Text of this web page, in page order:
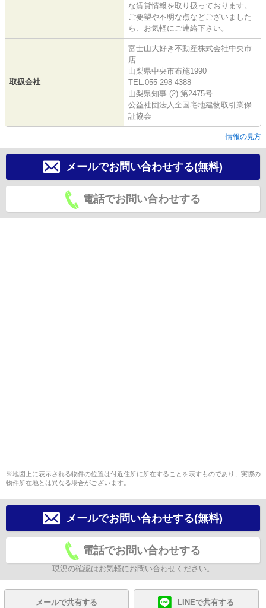
な賃貸情報を取り扱っております。
ご要望や不明な点などございました
ら、お気軽にご連絡下さい。
取扱会社
富士山大好き不動産株式会社中央市
店
山梨県中央市布施1990
TEL:055-298-4388
山梨県知事 (2) 第2475号
公益社団法人全国宅地建物取引業保
証協会
情報の見方
メールでお問い合わせする(無料)
電話でお問い合わせする
※地図上に表示される物件の位置は付近住所に所在することを表すものであり、実際の
物件所在地とは異なる場合がございます。
メールでお問い合わせする(無料)
電話でお問い合わせする
現況の確認はお気軽にお問い合わせください。
メールで共有する LINEで共有する